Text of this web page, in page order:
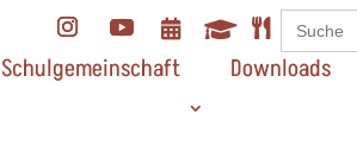
  
Search
for:
Schulgemeinschaft Downloads